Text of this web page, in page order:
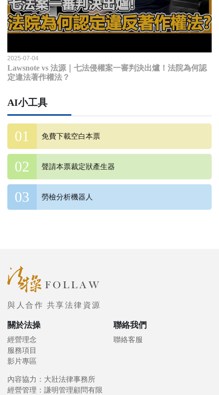
2025-07-04
Lawsnote vs 法源｜七法侵權案一審判決出爐！法院為何認
定違法著作權法？
AI小工具
免費下載空白本票
聲請本票裁定狀產生器
勞檢分析機器人
與人合作 共享法律資源
關於法操
經營理念
服務項目
影片專區
聯絡我們
聯絡客服
內容協力：大壯法律事務所
經營管理：謙明管理顧問有限